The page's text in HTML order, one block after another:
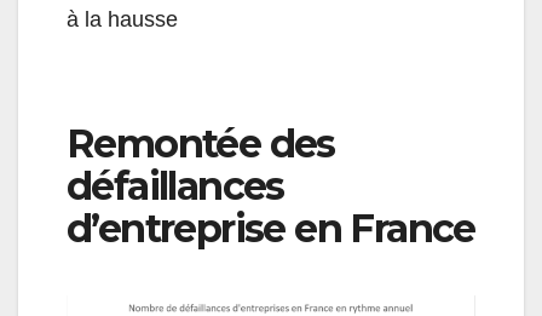
à la hausse
Remontée des
défaillances
d’entreprise en France